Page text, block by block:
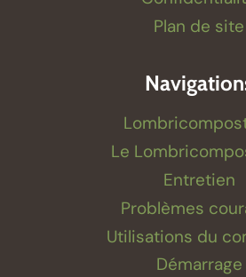
Plan de site
Le
Entretien
Problèmes
Utilisations du
Démarrage